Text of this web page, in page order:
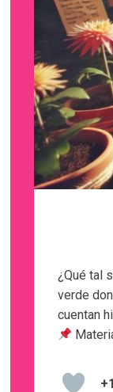
¿Qué tal
verde
cuentan
+1